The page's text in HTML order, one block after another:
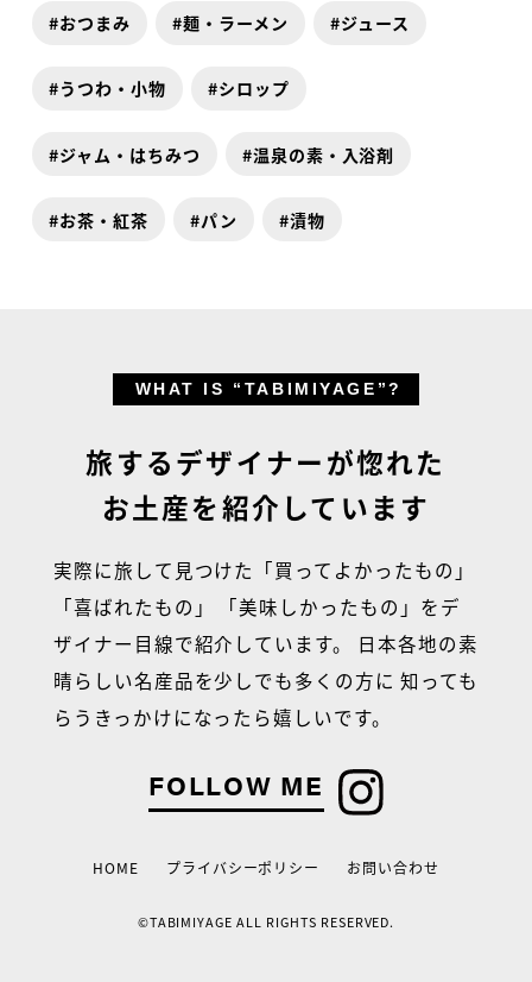
おつまみ 麺・ラーメン ジュース
うつわ・小物 シロップ
ジャム・はちみつ 温泉の素・入浴剤
お茶・紅茶 パン 漬物
WHAT IS “TABIMIYAGE”?
旅するデザイナーが惚れた
お土産を紹介しています
実際に旅して見つけた「買ってよかったもの」
「喜ばれたもの」
「美味しかったもの」をデ
ザイナー目線で紹介しています。
日本各地の素
晴らしい名産品を少しでも多くの方に 知っても
らうきっかけになったら嬉しいです。
FOLLOW ME
HOME プライバシーポリシー お問い合わせ
©TABIMIYAGE ALL RIGHTS RESERVED.